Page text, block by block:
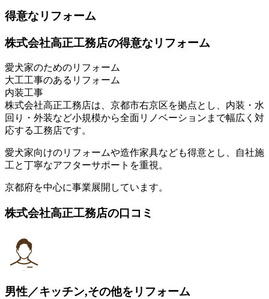
得意なリフォーム
株式会社高正工務店の得意なリフォーム
愛犬家のためのリフォーム
大工工事のあるリフォーム
内装工事
株式会社高正工務店は、京都市右京区を拠点とし、内装・水
回り・外装など小規模から全面リノベーションまで幅広く対
応する工務店です。
愛犬家向けのリフォームや造作家具なども得意とし、自社施
工と丁寧なアフターサポートを重視。
京都府を中心に事業展開しています。
株式会社高正工務店の口コミ
男性／キッチン,その他をリフォーム